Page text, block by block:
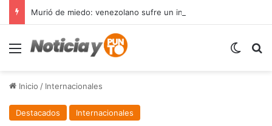
Menú
Inicio / Internacionales
Destacados Internacionales